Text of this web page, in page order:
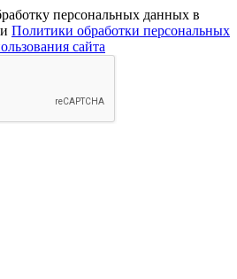
персональных данных в
Политики обработки персональных
сайта